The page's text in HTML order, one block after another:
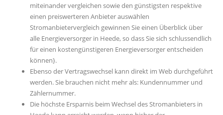
miteinander vergleichen sowie den günstigsten respektive
einen preiswerteren Anbieter auswählen
Stromanbietervergleich gewinnen Sie einen Überblick über
alle Energieversorger in Heede, so dass Sie sich schlussendlich
für einen kostengünstigeren Energieversorger entscheiden
können}.
Ebenso der Vertragswechsel kann direkt im Web durchgeführt
werden. Sie brauchen nicht mehr als: Kundennummer und
Zählernummer.
Die höchste Ersparnis beim Wechsel des Stromanbieters in